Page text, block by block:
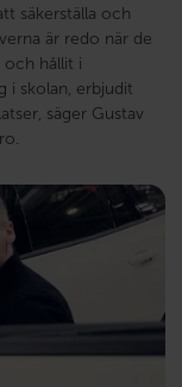
säkerställa och
är redo när de
och hållit i
i skolan, erbjudit
säger Gustav